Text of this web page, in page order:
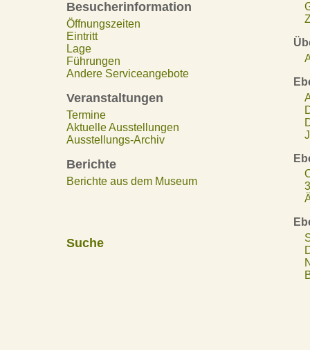
Besucherinformation
Öffnungszeiten
Eintritt
Lage
Führungen
Andere Serviceangebote
Veranstaltungen
Termine
Aktuelle Ausstellungen
Ausstellungs-Archiv
Berichte
Berichte aus dem Museum
Suche